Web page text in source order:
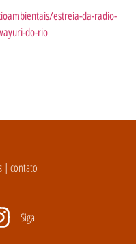
estreia-da-radio-
do-rio
| contato
Siga